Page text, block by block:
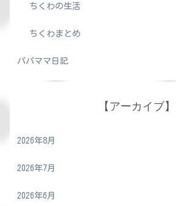
ちくわの生活
ちくわまとめ
パパママ日記
【アーカイブ】
2026年8月
2026年7月
2026年6月